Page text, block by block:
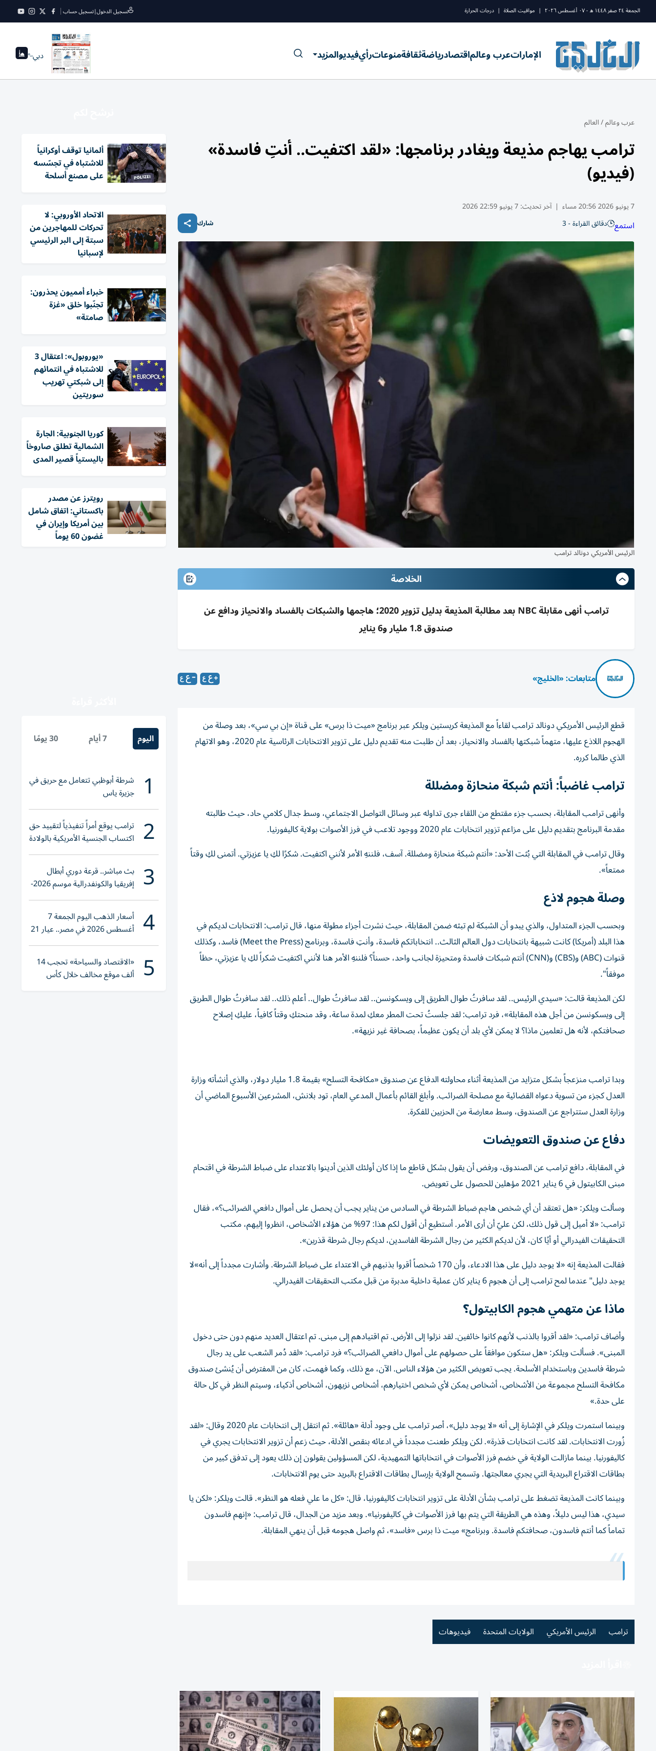
الجمعة ٢٤ صفر ١٤٤٨ ه - ٠٧ أغسطس ٢٠٢٦ | مواقيت الصلاة | درجات الحرارة تسجيل الدخول|تسجيل حساب
الإماراتعرب وعالماقتصادرياضةثقافةمنوعاترأيفيديوالمزيد دبي--°
عرب وعالم/العالم
ترامب يهاجم مذيعة ويغادر برنامجها: «لقد اكتفيت.. أنتِ فاسدة»
(فيديو)
7 يونيو 2026 20:56 مساء | آخر تحديث:7 يونيو 22:59 2026
استمع دقائق القراءة - 3 شارك
الرئيس الأمريكي دونالد ترامب
الخلاصة
ترامب أنهى مقابلة NBC بعد مطالبة المذيعة بدليل تزوير 2020؛ هاجمها والشبكات بالفساد والانحياز ودافع عن
صندوق 1.8 مليار و6 يناير
متابعات: «الخليج»
قطع الرئيس الأمريكي دونالد ترامب لقاءاً مع المذيعة كريستين ويلكر عبر برنامج «ميت ذا برس» على قناة «إن بي سي»، بعد وصلة من
الهجوم اللاذع عليها، متهماً شبكتها بالفساد والانحياز، بعد أن طلبت منه تقديم دليل على تزوير الانتخابات الرئاسية عام 2020، وهو الاتهام
الذي طالما كرره.
ترامب غاضباً: أنتم شبكة منحازة ومضللة
وأنهى ترامب المقابلة، بحسب جزء مقتطع من اللقاء جرى تداوله عبر وسائل التواصل الاجتماعي، وسط جدال كلامي حاد، حيث طالبته
مقدمة البرنامج بتقديم دليل على مزاعم تزوير انتخابات عام 2020 ووجود تلاعب في فرز الأصوات بولاية كاليفورنيا.
وقال ترامب في المقابلة التي بُثت الأحد: «أنتم شبكة منحازة ومضللة. آسف، فلننهِ الأمر لأنني اكتفيت. شكرًا لكِ يا عزيزتي. أتمنى لكِ وقتاً
ممتعاً».
وصلة هجوم لاذع
وبحسب الجزء المتداول، والذي يبدو أن الشبكة لم تبثه ضمن المقابلة، حيث نشرت أجزاء مطولة منها، قال ترامب: الانتخابات لديكم في
هذا البلد (أمريكا) كانت شبيهة بانتخابات دول العالم الثالث.. انتخاباتكم فاسدة، وأنتِ فاسدة، وبرنامج (Meet the Press) فاسد، وكذلك
قنوات (ABC) و(CBS) و(CNN) أنتم شبكات فاسدة ومتحيزة لجانب واحد، حسناً؟ فلننهِ الأمر هنا لأنني اكتفيت شكراً لكِ يا عزيزتي، حظاً
موفقاً".
لكن المذيعة قالت: «سيدي الرئيس.. لقد سافرتُ طوال الطريق إلى ويسكونسن.. لقد سافرتُ طوال.. أعلم ذلك.. لقد سافرتُ طوال الطريق
إلى ويسكونسن من أجل هذه المقابلة»، فرد ترامب: لقد جلستُ تحت المطر معكِ لمدة ساعة، وقد منحتكِ وقتاً كافياً، عليكِ إصلاح
صحافتكم، لأنه هل تعلمين ماذا؟ لا يمكن لأي بلد أن يكون عظيماً، بصحافة غير نزيهة».
وبدا ترامب منزعجاً بشكل متزايد من المذيعة أثناء محاولته الدفاع عن صندوق «مكافحة التسلح» بقيمة 1.8 مليار دولار، والذي أنشأته وزارة
العدل كجزء من تسوية دعواه القضائية مع مصلحة الضرائب. وأبلغ القائم بأعمال المدعي العام، تود بلانش، المشرعين الأسبوع الماضي أن
وزارة العدل ستتراجع عن الصندوق، وسط معارضة من الحزبين للفكرة.
دفاع عن صندوق التعويضات
في المقابلة، دافع ترامب عن الصندوق، ورفض أن يقول بشكل قاطع ما إذا كان أولئك الذين أدينوا بالاعتداء على ضباط الشرطة في اقتحام
مبنى الكابيتول في 6 يناير 2021 مؤهلين للحصول على تعويض.
وسألت ويلكر: «هل تعتقد أن أي شخص هاجم ضباط الشرطة في السادس من يناير يجب أن يحصل على أموال دافعي الضرائب؟»، فقال
ترامب: «لا أميل إلى قول ذلك، لكن عليّ أن أرى الأمر. أستطيع أن أقول لكم هذا: 97% من هؤلاء الأشخاص، انظروا إليهم، مكتب
التحقيقات الفيدرالي أو أيًا كان، لأن لديكم الكثير من رجال الشرطة الفاسدين، لديكم رجال شرطة قذرين».
فقالت المذيعة إنه «لا يوجد دليل على هذا الادعاء، وأن 170 شخصاً أقروا بذنبهم في الاعتداء على ضباط الشرطة. وأشارت مجدداً إلى أنه»لا
يوجد دليل" عندما لمح ترامب إلى أن هجوم 6 يناير كان عملية داخلية مدبرة من قبل مكتب التحقيقات الفيدرالي.
ماذا عن متهمي هجوم الكابيتول؟
وأضاف ترامب: «لقد أقروا بالذنب لأنهم كانوا خائفين. لقد نزلوا إلى الأرض. تم اقتيادهم إلى مبنى. تم اعتقال العديد منهم دون حتى دخول
المبنى». فسألت ويلكر: «هل ستكون موافقاً على حصولهم على أموال دافعي الضرائب؟» فرد ترامب: «لقد دُمر الشعب على يد رجال
شرطة فاسدين وباستخدام الأسلحة. يجب تعويض الكثير من هؤلاء الناس. الآن، مع ذلك، وكما فهمت، كان من المفترض أن يُنشئ صندوق
مكافحة التسلح مجموعة من الأشخاص، أشخاص يمكن لأي شخص اختيارهم، أشخاص نزيهون، أشخاص أذكياء، وسيتم النظر في كل حالة
على حدة.»
وبينما استمرت ويلكر في الإشارة إلى أنه «لا يوجد دليل»، أصر ترامب على وجود أدلة «هائلة». ثم انتقل إلى انتخابات عام 2020 وقال: «لقد
زُورت الانتخابات. لقد كانت انتخابات قذرة». لكن ويلكر طعنت مجدداً في ادعائه بنقص الأدلة، حيث زعم أن تزوير الانتخابات يجري في
كاليفورنيا. بينما مازالت الولاية في خضم فرز الأصوات في انتخاباتها التمهيدية، لكن المسؤولين يقولون إن ذلك يعود إلى تدفق كبير من
بطاقات الاقتراع البريدية التي يجري معالجتها. وتسمح الولاية بإرسال بطاقات الاقتراع بالبريد حتى يوم الانتخابات.
وبينما كانت المذيعة تضغط على ترامب بشأن الأدلة على تزوير انتخابات كاليفورنيا، قال: «كل ما علي فعله هو النظر». قالت ويلكر: «لكن يا
سيدي، هذا ليس دليلاً، وهذه هي الطريقة التي يتم بها فرز الأصوات في كاليفورنيا». وبعد مزيد من الجدال، قال ترامب: «إنهم فاسدون
تماماً كما أنتم فاسدون، صحافتكم فاسدة. وبرنامج» ميت ذا برس «فاسد»، ثم واصل هجومه قبل أن ينهي المقابلة.
ترامب الرئيس الأمريكي الولايات المتحدة فيديوهات
ألمانيا توقف أوكرانياً
للاشتباه في تجسّسه
على مصنع أسلحة
الاتحاد الأوروبي: لا
تحركات للمهاجرين من
سبتة إلى البر الرئيسي
لإسبانيا
خبراء أمميون يحذرون:
تجنّبوا خلق «غزة
صامتة»
«يوروبول»: اعتقال 3
للاشتباه في انتمائهم
إلى شبكتي تهريب
سوريتين
كوريا الجنوبية: الجارة
الشمالية تطلق صاروخاً
باليستياً قصير المدى
‏رويترز عن مصدر
باكستاني: اتفاق شامل
بين أمريكا وإيران في
غضون 60 يوماً
اليوم 7 أيام 30 يومًا
1 شرطة أبوظبي تتعامل مع حريق في
جزيرة ياس
2 ترامب يوقع أمراً تنفيذياً لتقييد حق
اكتساب الجنسية الأمريكية بالولادة
3 بث مباشر.. قرعة دوري أبطال
إفريقيا والكونفدرالية موسم 2026-
2027
4 أسعار الذهب اليوم الجمعة 7
أغسطس 2026 في مصر.. عيار 21
يقترب من هذا الرقم
5 «الاقتصاد والسياحة» تحجب 14
ألف موقع مخالف خلال كأس